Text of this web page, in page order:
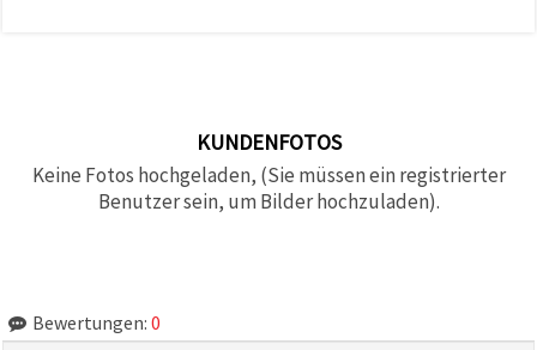
KUNDENFOTOS
Keine Fotos hochgeladen, (Sie müssen ein registrierter
Benutzer sein, um Bilder hochzuladen).
Bewertungen: 0